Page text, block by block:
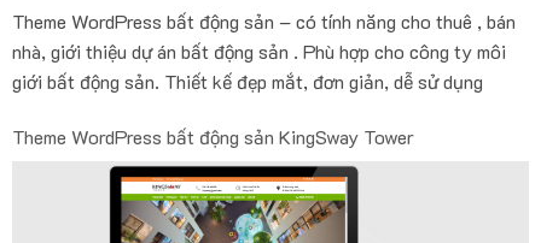
Theme WordPress bất động sản – có tính năng cho thuê , bán
nhà, giới thiệu dự án bất động sản . Phù hợp cho công ty môi
giới bất động sản. Thiết kế đẹp mắt, đơn giản, dễ sử dụng
Theme WordPress bất động sản KingSway Tower